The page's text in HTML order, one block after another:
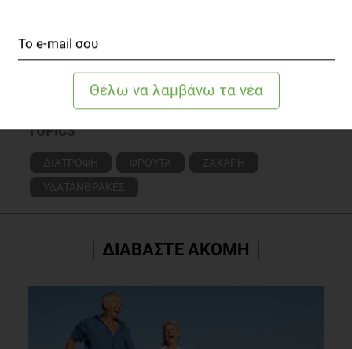
Γνωρίστε την αρθογράφο
TOPICS
ΔΙΑΤΡΟΦΗ ΦΡΟΥΤΑ
ΖΑΧΑΡΗ
ΥΔΑΤΑΝΘΡΑΚΕΣ
ΔΙΑΒΑΣΤΕ ΑΚΟΜΗ